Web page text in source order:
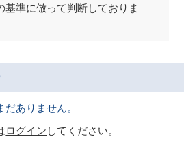
基準に倣って判断しておりま
ありません。
ログイン してください。